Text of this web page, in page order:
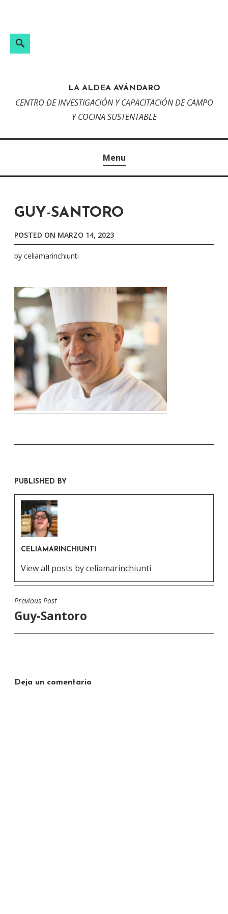
content
Search
LA ALDEA AVÁNDARO
CENTRO DE INVESTIGACIÓN Y CAPACITACIÓN DE CAMPO
Y COCINA SUSTENTABLE
Menu
GUY-SANTORO
POSTED ON MARZO 14, 2023
by celiamarinchiunti
PUBLISHED BY
CELIAMARINCHIUNTI
View all posts by celiamarinchiunti
Navegación
de
entradas
Previous Post
Guy-Santoro
Deja un comentario